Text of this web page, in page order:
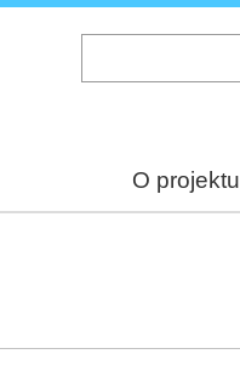
O projektu